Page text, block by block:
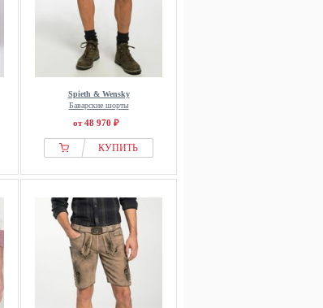
Spieth & Wensky
Баварские шорты
от 48 970 ₽
КУПИТЬ